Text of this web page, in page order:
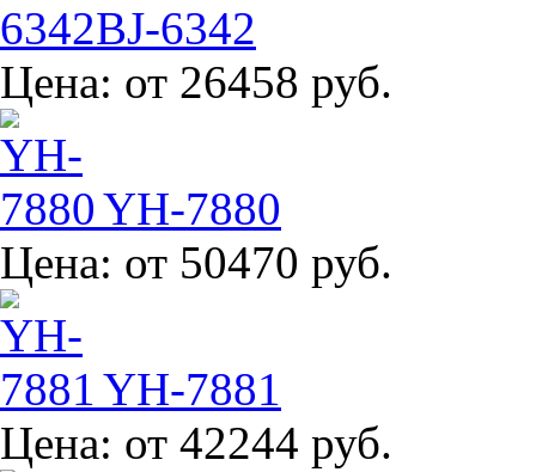
BJ-6342
Цена: от 26458 руб.
YH-7880
Цена: от 50470 руб.
YH-7881
Цена: от 42244 руб.